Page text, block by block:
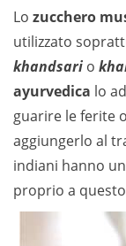
Lo zucchero
utilizzato
khandsari o
ayurvedica lo
guarire le ferite
aggiungerlo al
indiani hanno
proprio a